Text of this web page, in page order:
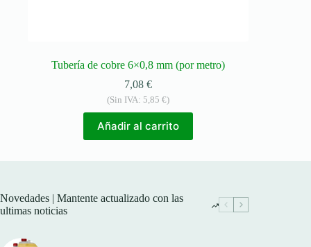
Tubería de cobre 6×0,8 mm (por metro)
7,08€
(Sin IVA: 5,85€)
Añadir al carrito
Novedades | Mantente actualizado con las
ultimas noticias